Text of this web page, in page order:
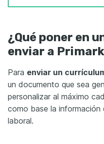
¿Qué poner en
enviar a
Para enviar un
un documento que sea
personalizar al máximo
como base la información
laboral.